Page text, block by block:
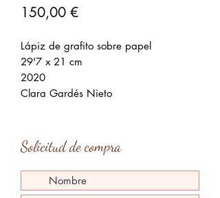
150,00 €Precio
Lápiz de grafito sobre papel
29'7 x 21 cm
2020
Clara Gardés Nieto
Solicitud de compra